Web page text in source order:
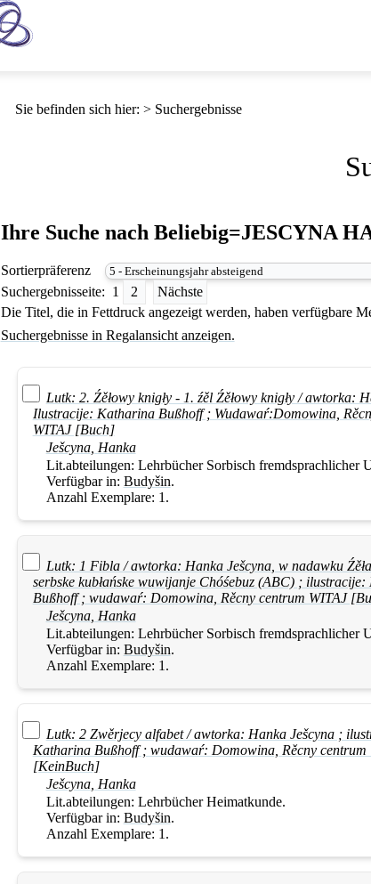
Sie befinden sich hier: Suchergebnisse
Ihre Suche nach Beliebig=JESCYNA
Sortierpräferenz
Suchergebnisseite: 1 2
Nächste
Die Titel, die in Fettdruck angezeigt werden, haben verfügbare
Suchergebnisse in Regalansicht anzeigen.
Lutk: 2. Źěłowy knigły - 1. źěl Źěłowy knigły / awtorka:
Ilustracije: Katharina Bußhoff ; Wudawaŕ:Domowina,
WITAJ [Buch]
Ješcyna, Hanka
Lit.abteilungen: Lehrbücher Sorbisch fremdsprachlicher
Verfügbar in: Budyšin.
Anzahl Exemplare: 1.
Lutk: 1 Fibla / awtorka: Hanka Ješcyna, w nadawku
serbske kubłańske wuwijanje Chóśebuz (ABC) ;
Bußhoff ; wudawaŕ: Domowina, Rěcny centrum WITAJ
Ješcyna, Hanka
Lit.abteilungen: Lehrbücher Sorbisch fremdsprachlicher
Verfügbar in: Budyšin.
Anzahl Exemplare: 1.
Lutk: 2 Zwěrjecy alfabet / awtorka: Hanka Ješcyna;
Katharina Bußhoff ; wudawaŕ: Domowina, Rěcny centrum
[KeinBuch]
Ješcyna, Hanka
Lit.abteilungen: Lehrbücher Heimatkunde.
Verfügbar in: Budyšin.
Anzahl Exemplare: 1.